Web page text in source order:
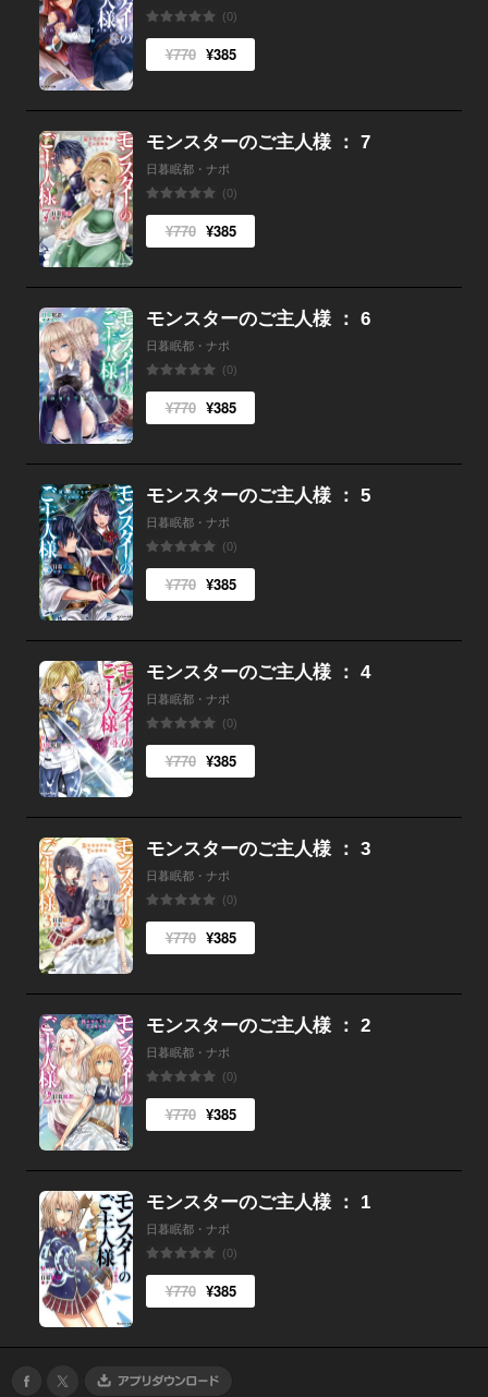
(0)
¥770 ¥385
モンスターのご主人様 ： 7
日暮眠都・ナポ
(0)
¥770 ¥385
モンスターのご主人様 ： 6
日暮眠都・ナポ
(0)
¥770 ¥385
モンスターのご主人様 ： 5
日暮眠都・ナポ
(0)
¥770 ¥385
モンスターのご主人様 ： 4
日暮眠都・ナポ
(0)
¥770 ¥385
モンスターのご主人様 ： 3
日暮眠都・ナポ
(0)
¥770 ¥385
モンスターのご主人様 ： 2
日暮眠都・ナポ
(0)
¥770 ¥385
モンスターのご主人様 ： 1
日暮眠都・ナポ
(0)
¥770 ¥385